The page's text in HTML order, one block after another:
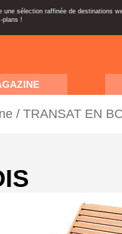
sélection raffinée de destinations
plans !
/ TRANSAT EN